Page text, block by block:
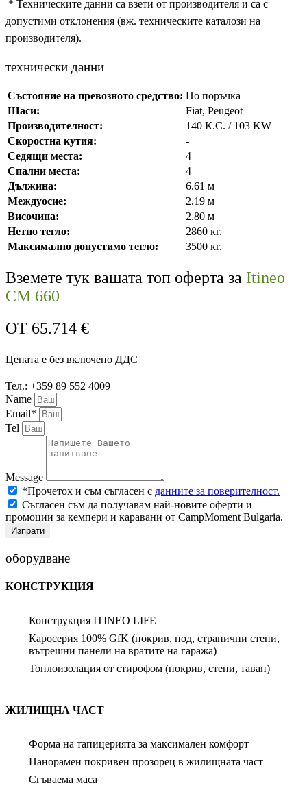
* Техническите данни са взети от производителя и са с
допустими отклонения (вж. техническите каталози на
производителя).
технически данни
Състояние на превозното средство: По поръчка
Шаси:
Fiat, Peugeot
Производителност:
140 К.С. / 103 KW
Скоростна кутия:
-
Седящи места:
4
Спални места:
4
Дължина:
6.61 м
Междуосие:
2.19 м
Височина:
2.80 м
Нетно тегло:
2860 кг.
Максимално допустимо тегло:
3500 кг.
Вземете тук вашата топ оферта за Itineo
CM 660
ОТ 65.714 €
Цената е без включено ДДС
Тел.: +359 89 552 4009
Name
Email*
Tel
Message
*Прочетох и съм съгласен с данните за поверителност.
Съгласен съм да получавам най-новите оферти и
промоции за кемпери и каравани от CampMoment Bulgaria.
Изпрати
оборудване
КОНСТРУКЦИЯ
Конструкция ITINEO LIFE
Каросерия 100% GfK (покрив, под, странични стени,
вътрешни панели на вратите на гаража)
Топлоизолация от стирофом (покрив, стени, таван)
ЖИЛИЩНА ЧАСТ
Форма на тапицерията за максимален комфорт
Панорамен покривен прозорец в жилищната част
Сгъваема маса